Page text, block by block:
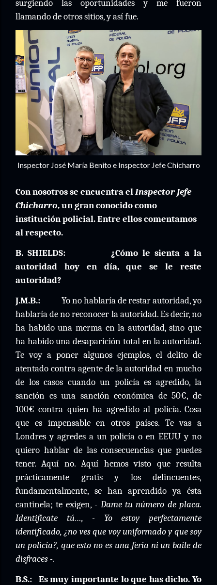
surgiendo las oportunidades y me fueron
llamando de otros sitios, y así fue.
Inspector José María Benito e Inspector Jefe Chicharro
Con nosotros se encuentra elInspector Jefe
Chicharro, un gran conocido como
institución policial. Entre ellos comentamos
al respecto.
B. SHIELDS:
¿Cómo le sienta a la
autoridad hoy en día, que se le reste
autoridad?
J.M.B.:
Yo no hablaría de restar autoridad, yo
hablaría de no reconocer la autoridad. Es decir, no
ha habido una merma en la autoridad, sino que
ha habido una desaparición total en la autoridad.
Te voy a poner algunos ejemplos, el delito de
atentado contra agente de la autoridad en mucho
de los casos cuando un policía es agredido, la
sanción es una sanción económica de 50€, de
100€ contra quien ha agredido al policía. Cosa
que es impensable en otros países. Te vas a
Londres y agredes a un policía o en EEUU y no
quiero hablar de las consecuencias que puedes
tener. Aquí no. Aquí hemos visto que resulta
prácticamente gratis y los delincuentes,
fundamentalmente, se han aprendido ya ésta
cantinela; te exigen, - Dame tu número de placa.
Identifícate tú…, - Yo estoy perfectamente
identificado, ¿no ves que voy uniformado y que soy
un policía?, que esto no es una feria ni un baile de
disfraces -.
B.S.:
Es muy importante lo que has dicho. Yo